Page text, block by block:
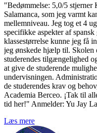
"Bedømmelse: 5,0/5
Salamanca, som jeg varmt
mellemniveau. Jeg tog et 4
specifikke aspekter af
klassestørrelse kunne jeg få
jeg ønskede hjælp til. Skolen
studerendes tilgængelighed
at give de studerende
undervisningen.
de studerendes krav og
Academia Berceo. ¡Tak til
tid her!" Anmelder: Yu Jay
Læs mere